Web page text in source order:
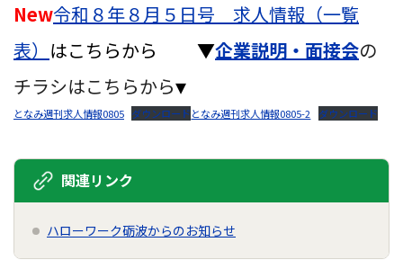
New令和８年８月５日号 求人情報（一覧
表） はこちらから ▼企業説明・面接会の
チラシはこちらから▼
となみ週刊求人情報0805 ダウンロードとなみ週刊求人情報0805-2 ダウンロード
関連リンク
ハローワーク砺波からのお知らせ